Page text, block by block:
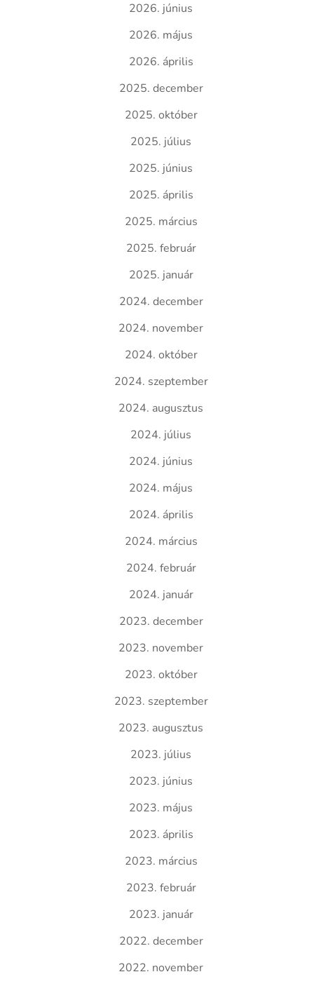
2026. június
2026. május
2026. április
2025. december
2025. október
2025. július
2025. június
2025. április
2025. március
2025. február
2025. január
2024. december
2024. november
2024. október
2024. szeptember
2024. augusztus
2024. július
2024. június
2024. május
2024. április
2024. március
2024. február
2024. január
2023. december
2023. november
2023. október
2023. szeptember
2023. augusztus
2023. július
2023. június
2023. május
2023. április
2023. március
2023. február
2023. január
2022. december
2022. november